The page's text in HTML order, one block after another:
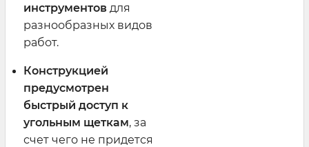
инструментов для
разнообразных видов
работ.
Конструкцией
предусмотрен
быстрый доступ к
угольным щеткам, за
счет чего не придется